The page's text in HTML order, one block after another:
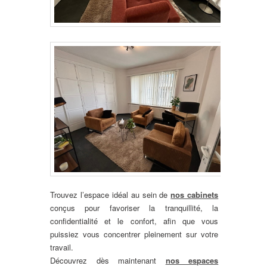
Trouvez l’espace idéal au sein denos cabinets
conçus pour favoriser la tranquillité, la
confidentialité et le confort, afin que vous
puissiez vous concentrer pleinement sur votre
travail.
Découvrez dès maintenant nos espaces